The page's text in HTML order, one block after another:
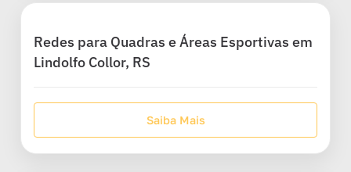
Redes para Quadras e Áreas Esportivas em
Lindolfo Collor, RS
Saiba Mais